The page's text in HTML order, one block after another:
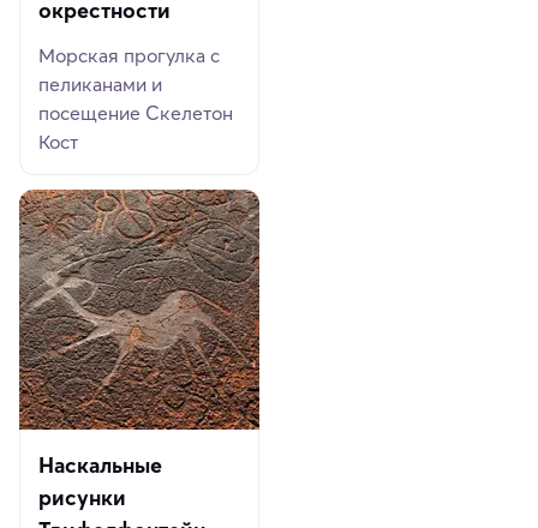
окрестности
Морская прогулка с
пеликанами и
посещение Скелетон
Кост
Наскальные
рисунки